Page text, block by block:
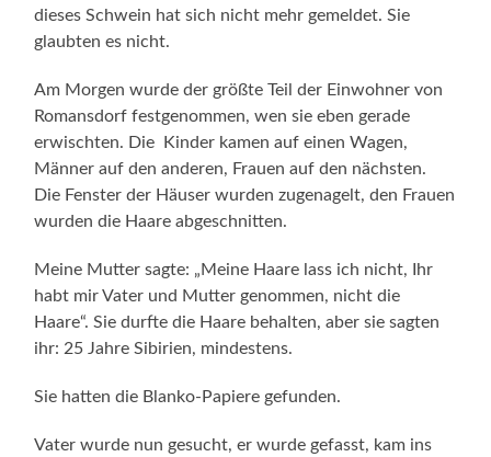
dieses Schwein hat sich nicht mehr gemeldet. Sie
glaubten es nicht.
Am Morgen wurde der größte Teil der Einwohner von
Romansdorf festgenommen, wen sie eben gerade
erwischten. Die Kinder kamen auf einen Wagen,
Männer auf den anderen, Frauen auf den nächsten.
Die Fenster der Häuser wurden zugenagelt, den Frauen
wurden die Haare abgeschnitten.
Meine Mutter sagte: „Meine Haare lass ich nicht, Ihr
habt mir Vater und Mutter genommen, nicht die
Haare“. Sie durfte die Haare behalten, aber sie sagten
ihr: 25 Jahre Sibirien, mindestens.
Sie hatten die Blanko-Papiere gefunden.
Vater wurde nun gesucht, er wurde gefasst, kam ins